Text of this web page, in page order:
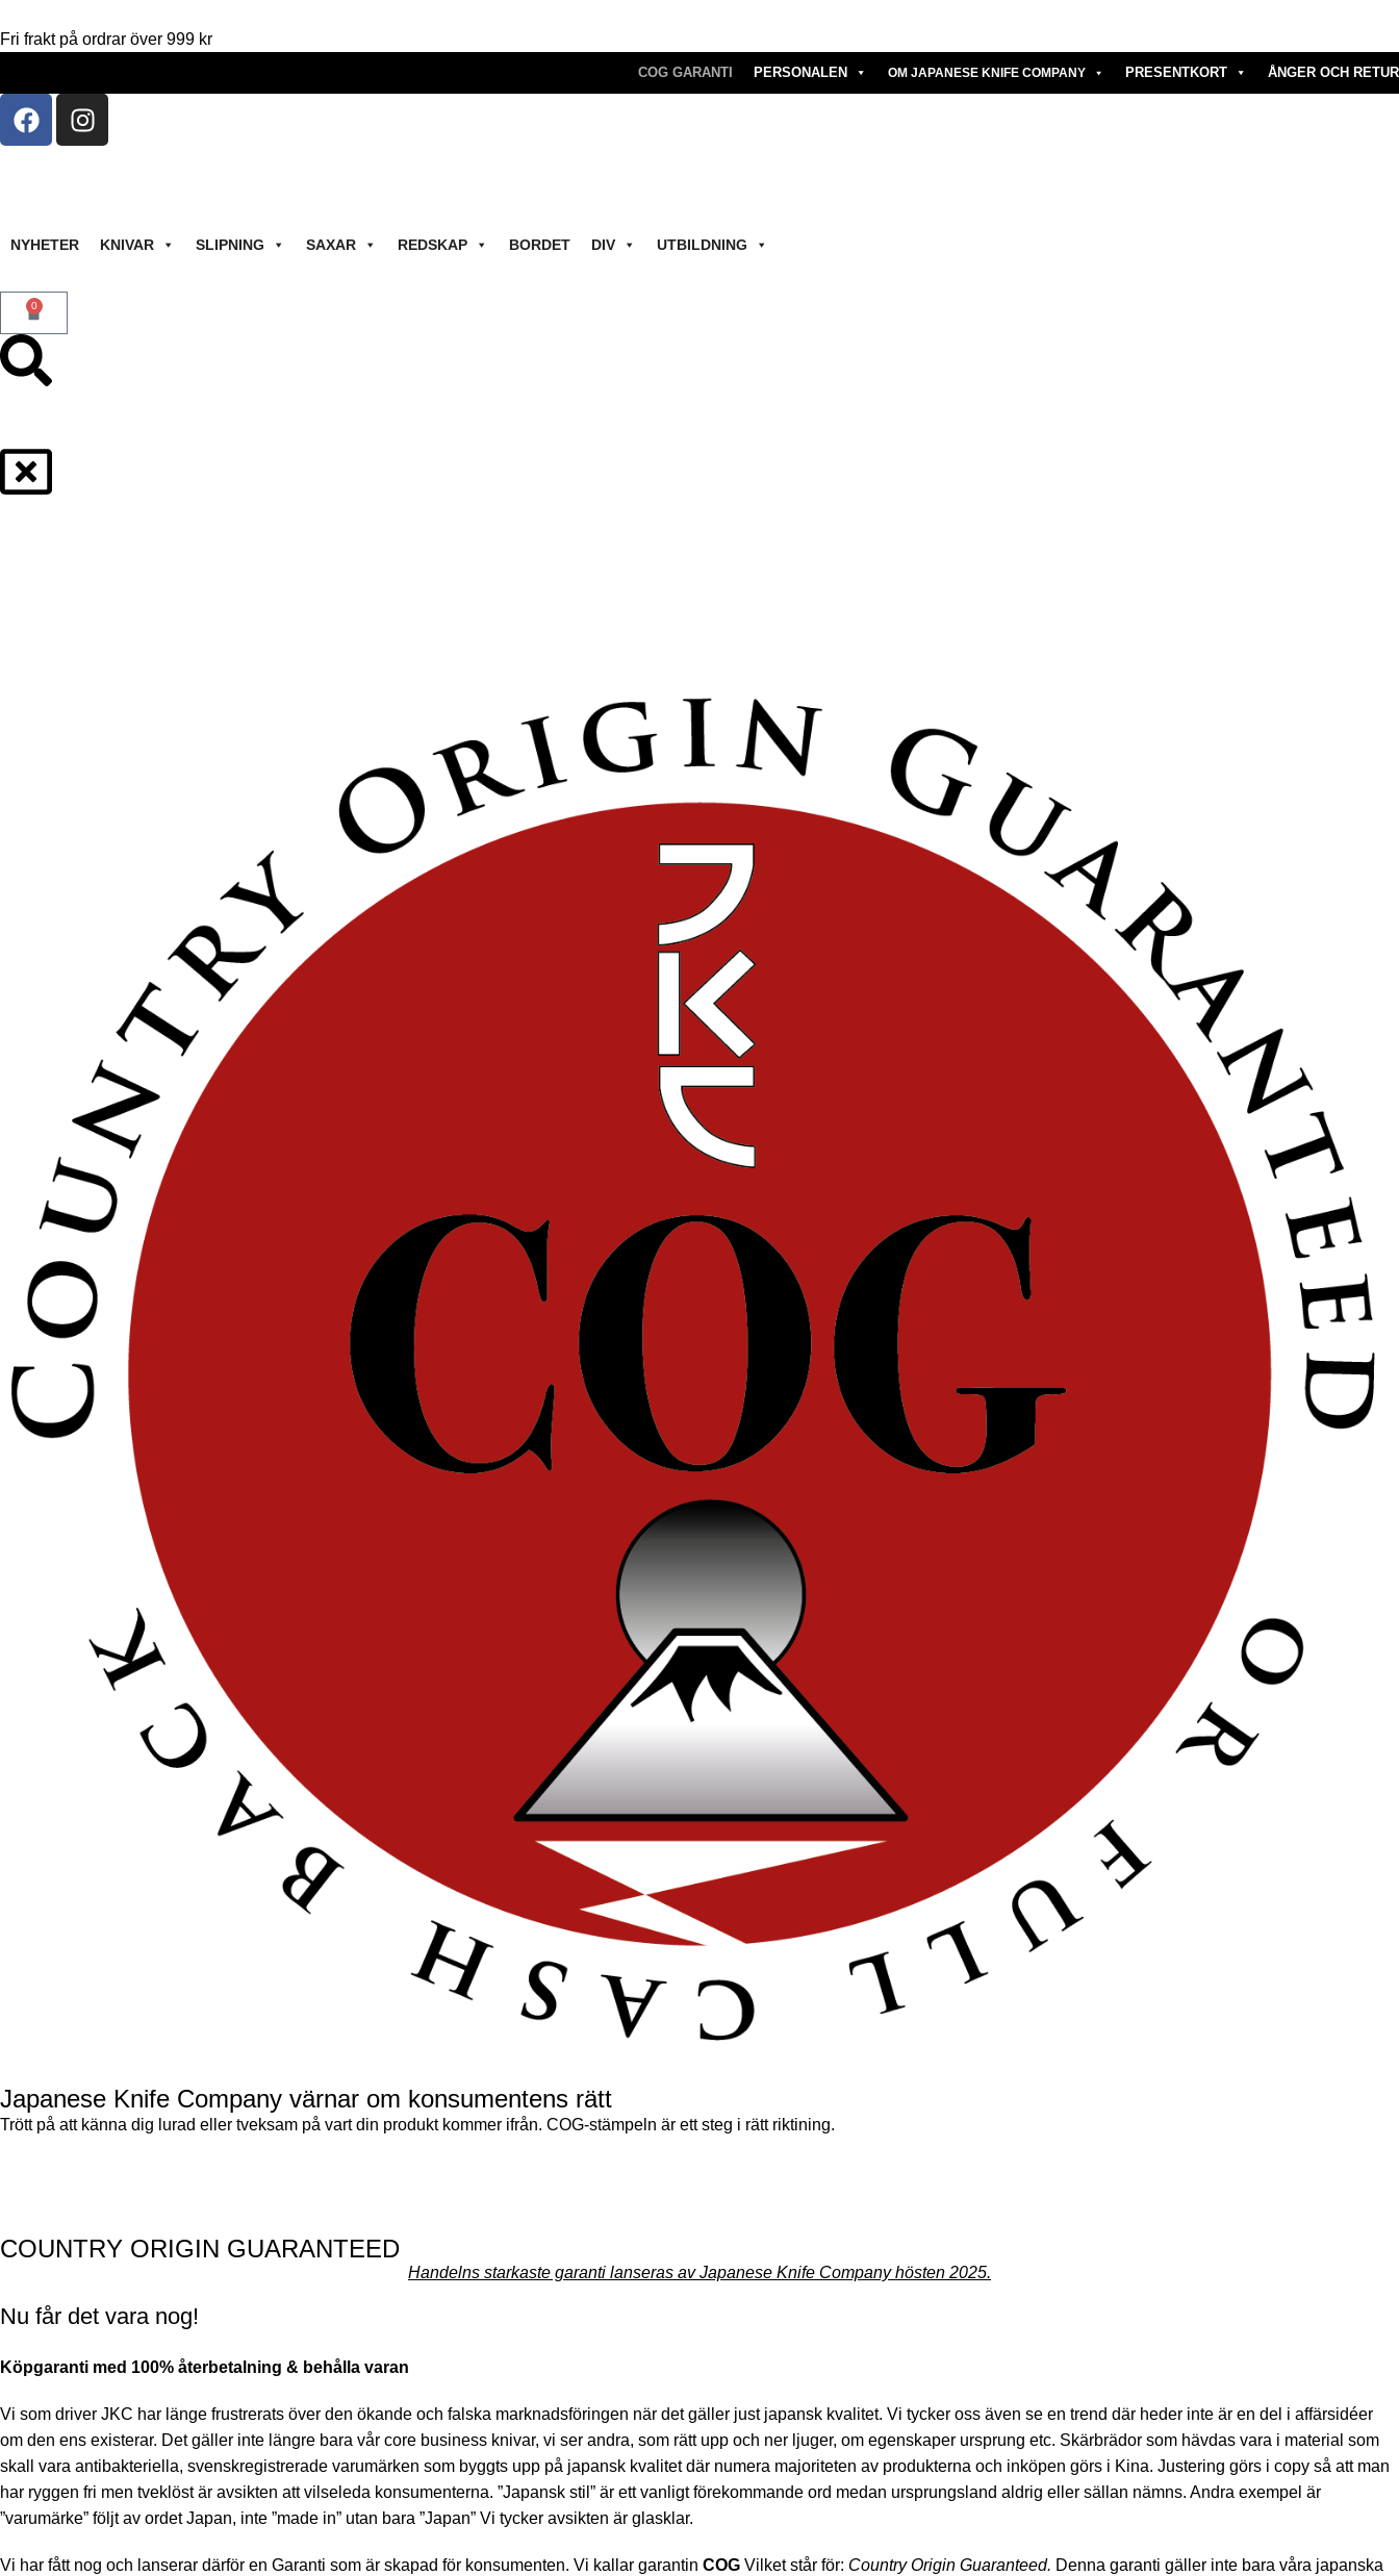
Fri frakt på ordrar över 999 kr
COG GARANTI PERSONALEN OM JAPANESE KNIFE COMPANY PRESENTKORT ÅNGER OCH RETUR
NYHETER KNIVAR SLIPNING SAXAR REDSKAP BORDET DIV UTBILDNING
0
Japanese Knife Company värnar om konsumentens rätt
Trött på att känna dig lurad eller tveksam på vart din produkt kommer ifrån. COG-stämpeln är ett steg i rätt riktining.
COUNTRY ORIGIN GUARANTEED
Handelns starkaste garanti lanseras av Japanese Knife Company hösten 2025.
Nu får det vara nog!
Köpgaranti med 100% återbetalning & behålla varan
Vi som driver JKC har länge frustrerats över den ökande och falska marknadsföringen när det gäller just japansk kvalitet. Vi tycker oss även se en trend där heder inte är en del i affärsidéer
om den ens existerar. Det gäller inte längre bara vår core business knivar, vi ser andra, som rätt upp och ner ljuger, om egenskaper ursprung etc. Skärbrädor som hävdas vara i material som
skall vara antibakteriella, svenskregistrerade varumärken som byggts upp på japansk kvalitet där numera majoriteten av produkterna och inköpen görs i Kina. Justering görs i copy så att man
har ryggen fri men tveklöst är avsikten att vilseleda konsumenterna. ”Japansk stil” är ett vanligt förekommande ord medan ursprungsland aldrig eller sällan nämns. Andra exempel är
”varumärke” följt av ordet Japan, inte ”made in” utan bara ”Japan” Vi tycker avsikten är glasklar.
Vi har fått nog och lanserar därför en Garanti som är skapad för konsumenten. Vi kallar garantin COG Vilket står för: Country Origin Guaranteed. Denna garanti gäller inte bara våra japanska